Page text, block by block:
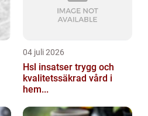
04 juli 2026
Hsl insatser trygg och
kvalitetssäkrad vård i
hem...